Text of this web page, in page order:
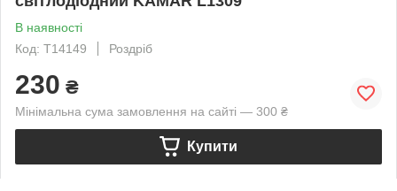
В наявності
Код: T14149
Роздріб
230 ₴
Мінімальна сума замовлення на сайті — 300 ₴
Купити